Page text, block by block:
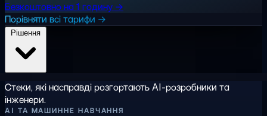
Безкоштовно на 1 годину →
Порівняти всі тарифи →
Стеки, які насправді розгортають AI-розробники та
інженери.
AI ТА МАШИННЕ НАВЧАННЯ